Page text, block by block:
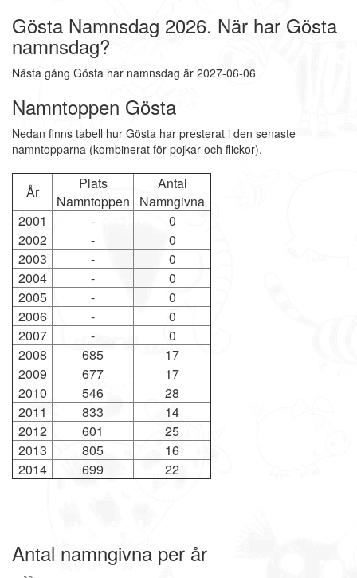
Gösta Namnsdag 2026. När har Gösta
namnsdag?
Nästa gång Gösta har namnsdag är 2027-06-06
Namntoppen Gösta
Nedan finns tabell hur Gösta har presterat i den senaste
namntopparna (kombinerat för pojkar och flickor).
År
Plats
Namntoppen
Antal
Namngivna
2001
-
0
2002
-
0
2003
-
0
2004
-
0
2005
-
0
2006
-
0
2007
-
0
2008
685
17
2009
677
17
2010
546
28
2011
833
14
2012
601
25
2013
805
16
2014
699 22
Antal namngivna per år